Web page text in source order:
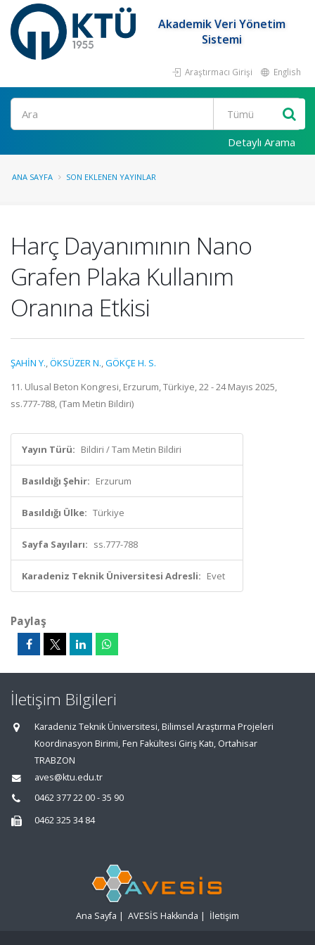
Akademik Veri Yönetim
Sistemi
Araştırmacı Girişi English
Ara
Detaylı Arama
ANA SAYFA SON EKLENEN YAYINLAR
Harç Dayanımının Nano
Grafen Plaka Kullanım
Oranına Etkisi
ŞAHİN Y.,ÖKSÜZER N.,GÖKÇE H. S.
11. Ulusal Beton Kongresi, Erzurum, Türkiye, 22 - 24 Mayıs 2025,
ss.777-788, (Tam Metin Bildiri)
Yayın Türü: Bildiri / Tam Metin Bildiri
Basıldığı Şehir: Erzurum
Basıldığı Ülke: Türkiye
Sayfa Sayıları: ss.777-788
Karadeniz Teknik Üniversitesi Adresli: Evet
Paylaş
İletişim Bilgileri
Karadeniz Teknik Üniversitesi, Bilimsel Araştırma Projeleri
Koordinasyon Birimi, Fen Fakültesi Giriş Katı, Ortahisar
TRABZON
aves@ktu.edu.tr
0462 377 22 00 - 35 90
0462 325 34 84
Ana Sayfa | AVESİS Hakkında | İletişim